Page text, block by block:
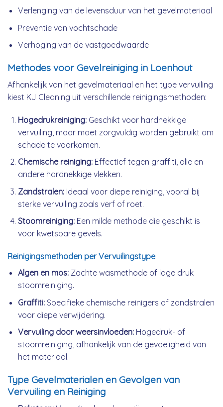
Verlenging van de levensduur van het gevelmateriaal
Preventie van vochtschade
Verhoging van de vastgoedwaarde
Methodes voor Gevelreiniging in Loenhout
Afhankelijk van het gevelmateriaal en het type vervuiling
kiest KJ Cleaning uit verschillende reinigingsmethoden:
Hogedrukreiniging:Geschikt voor hardnekkige
vervuiling, maar moet zorgvuldig worden gebruikt om
schade te voorkomen.
Chemische reiniging:Effectief tegen graffiti, olie en
andere hardnekkige vlekken.
Zandstralen:Ideaal voor diepe reiniging, vooral bij
sterke vervuiling zoals verf of roet.
Stoomreiniging:Een milde methode die geschikt is
voor kwetsbare gevels.
Reinigingsmethoden per Vervuilingstype
Algen en mos:Zachte wasmethode of lage druk
stoomreiniging.
Graffiti:Specifieke chemische reinigers of zandstralen
voor diepe verwijdering.
Vervuiling door weersinvloeden:Hogedruk- of
stoomreiniging, afhankelijk van de gevoeligheid van
het materiaal.
Type Gevelmaterialen en Gevolgen van
Vervuiling en Reiniging